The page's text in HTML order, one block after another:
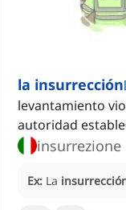
la insurrección
levantamiento
autoridad
insurrezione
Ex: La